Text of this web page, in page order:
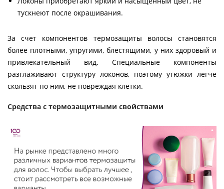
тускнеют после окрашивания.
За счет компонентов термозащиты волосы становятся
более плотными, упругими, блестящими, у них здоровый и
привлекательный вид. Специальные компоненты
разглаживают структуру локонов, поэтому утюжки легче
скользят по ним, не повреждая клетки.
Средства с термозащитными свойствами